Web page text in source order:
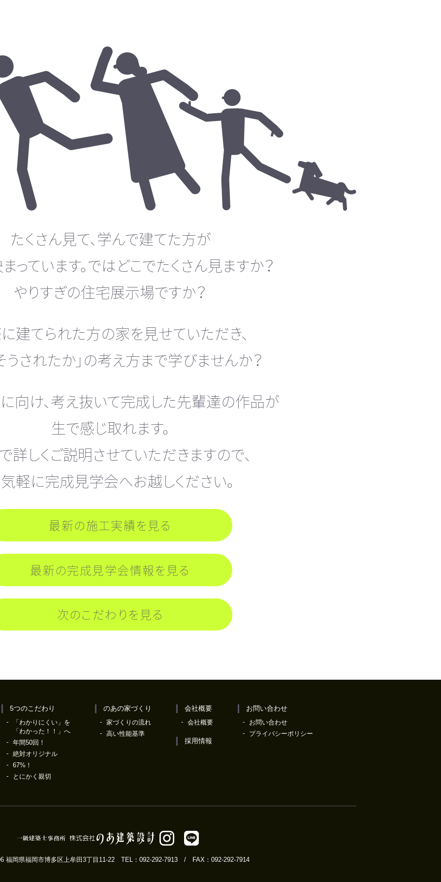
たくさん見て、学んで建てた方が
っています。ではどこでたくさん見ますか？
やりすぎの住宅展示場ですか？
建てられた方の家を見せていただき、
うされたか」の考え方まで学びませんか？
向け、考え抜いて完成した先輩達の作品が
生で感じ取れます。
詳しくご説明させていただきますので、
軽に完成見学会へお越しください。
最新の施工実績を見る
最新の完成見学会情報を見る
次のこだわりを見る
5つのこだわり
「わかりにくい」を
「わかった！！」へ
年間50回！
絶対オリジナル
67%！
とにかく親切
のあの家づくり
家づくりの流れ
高い性能基準
会社概要
会社概要
採用情報
お問い合わせ
お問い合わせ
プライバシーポリシー
福岡県福岡市博多区上牟田3丁目11-22 TEL：092-292-7913/ FAX：092-292-7914